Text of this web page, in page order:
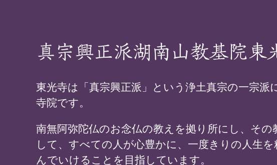
真宗興正派湖南山教基院東
東光寺は「真宗興正派」という浄土真宗の一宗派
寺院です。
南無阿弥陀仏のお念仏の教えを拠り所にし、その
して、すべての人が心豊かに、一度きりの人生を
んでいけることを目指しています。